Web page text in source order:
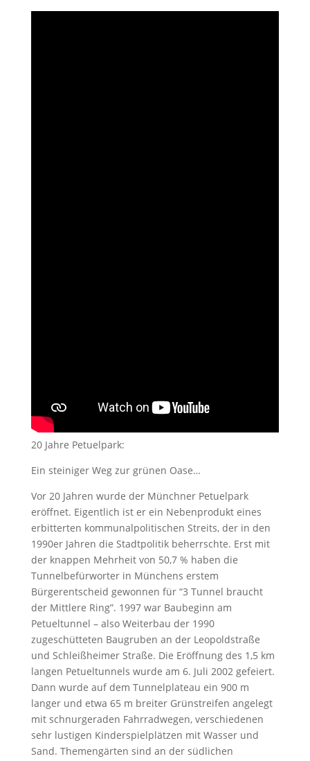
20 Jahre Petuelpark:
Ein steiniger Weg zur grünen Oase…
Vor 20 Jahren wurde der Münchner Petuelpark
eröffnet. Eigentlich ist er ein Nebenprodukt eines
erbitterten kommunalpolitischen Streits, der in den
1990er Jahren die Stadtpolitik beherrschte. Erst mit
der knappen Mehrheit von 50,7 % haben die
Tunnelbefürworter in Münchens erstem
Bürgerentscheid gewonnen für “3 Tunnel braucht
der Mittlere Ring”. 1997 war Baubeginn am
Petueltunnel – also Weiterbau der 1990
zugeschütteten Baugruben an der Leopoldstraße
und Schleißheimer Straße. Die Eröffnung des 1,5 km
langen Petueltunnels wurde am 6. Juli 2002 gefeiert.
Dann wurde auf dem Tunnelplateau ein 900 m
langer und etwa 65 m breiter Grünstreifen angelegt
mit schnurgeraden Fahrradwegen, verschiedenen
sehr lustigen Kinderspielplätzen mit Wasser und
Sand. Themengärten sind an der südlichen